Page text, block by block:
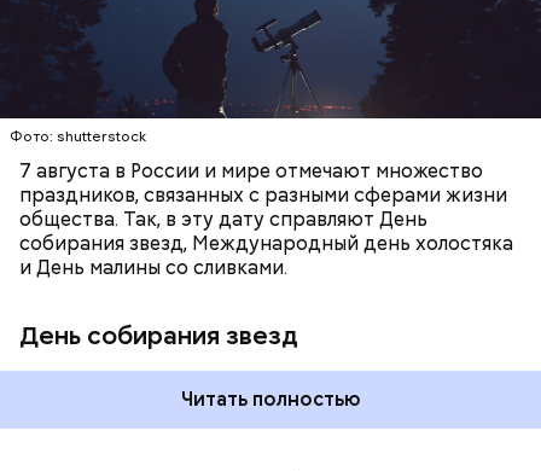
Фото: shutterstock
7 августа в России и мире отмечают множество
праздников, связанных с разными сферами жизни
общества. Так, в эту дату справляют День
собирания звезд, Международный день холостяка
и День малины со сливками.
День собирания звезд
Читать полностью
кабачок;
петрушка;
оливковое масло;